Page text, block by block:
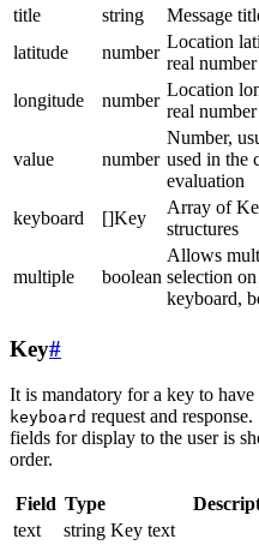
title
string Message
latitude
number
Location
real number
longitude
number
Location
real number
value number
Number,
used in the
evaluation
keyboard []Key
Array of
structures
multiple boolean
Allows
selection
keyboard,
Key#
It is mandatory for a key to
keyboard request and response.
fields for display to the user is
order.
Field Type
text
string Key text